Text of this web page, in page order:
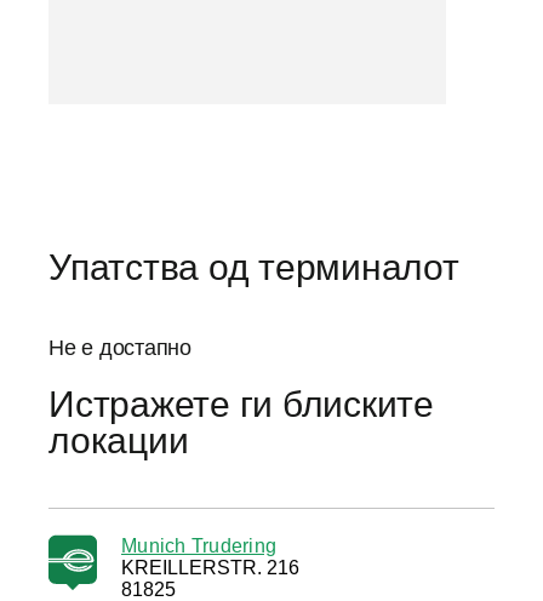
Упатства од терминалот
Не е достапно
Истражете ги блиските
локации
Munich Trudering
KREILLERSTR. 216
81825